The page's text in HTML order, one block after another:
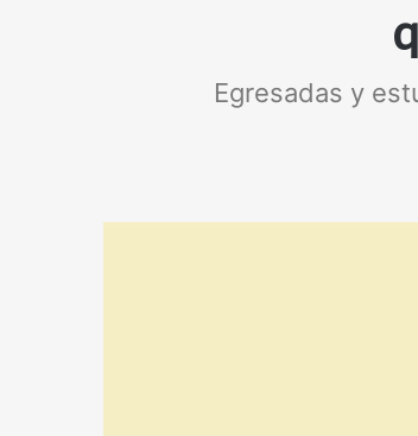
Egresadas y